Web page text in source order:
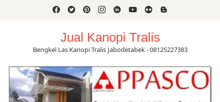
Jual Kanopi Tralis
Bengkel Las Kanopi Tralis Jabodetabek - 08125227383